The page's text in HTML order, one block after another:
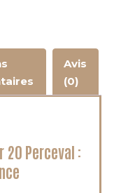
Avis
(0)
20 Perceval :